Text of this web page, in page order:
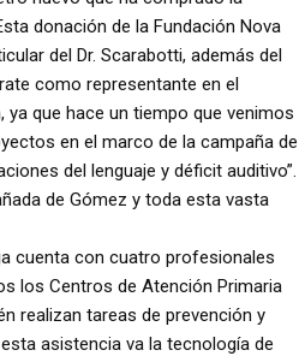
donación de la Fundación Nova
del Dr. Scarabotti, además del
como representante en el
que hace un tiempo que venimos
en el marco de la campaña de
del lenguaje y déficit auditivo”.
de Gómez y toda esta vasta
cuenta con cuatro profesionales
los Centros de Atención Primaria
realizan tareas de prevención y
asistencia va la tecnología de